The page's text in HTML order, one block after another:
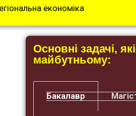
економіка
Основні задачі,
майбутньому:
Бакалавр